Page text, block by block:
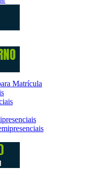
Matrícula